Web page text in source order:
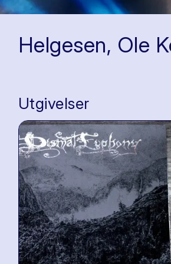
Helgesen, Ole
Utgivelser